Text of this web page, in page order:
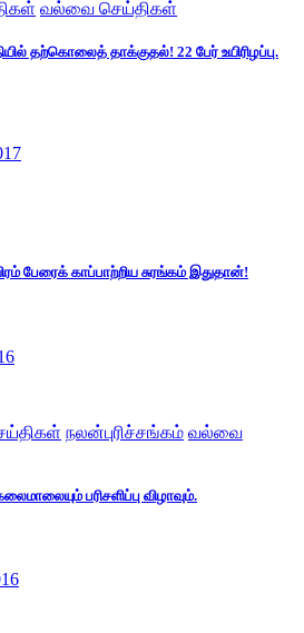
வல்வை செய்திகள்
தற்கொலைத் தாக்குதல்! 22 பேர் உயிரிழப்பு.
பேரைக் காப்பாற்றிய சுரங்கம் இதுதான்!
நலன்புரிச்சங்கம் வல்வை
பரிசளிப்பு விழாவும்.